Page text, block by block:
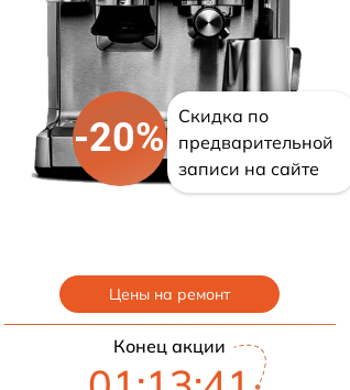
-20%
Скидка по
предварительной
записи на сайте
Цены на ремонт
Конец акции